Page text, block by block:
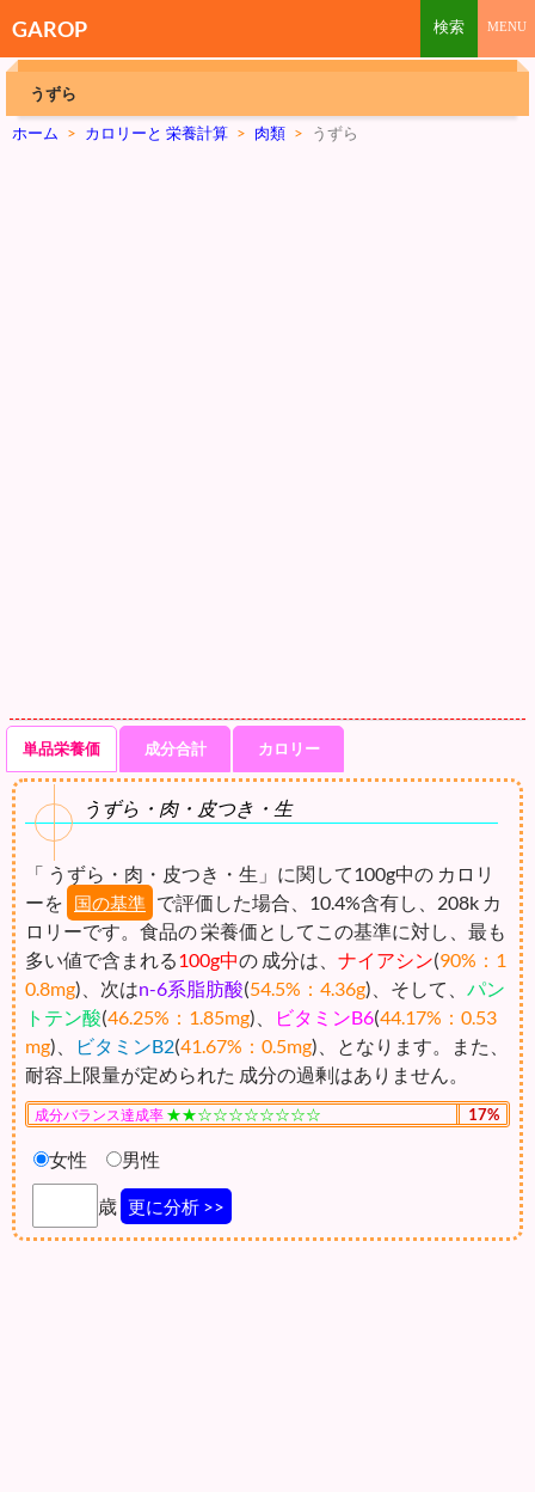
GAROP
うずら
ホーム > カロリーと 栄養計算 > 肉類 > うずら
単品栄養価 成分合計 カロリー
うずら・肉・皮つき・生
「 うずら・肉・皮つき・生」に関して100g中の カロリ
ーを
国の基準 で評価した場合、10.4%含有し、208k カ
ロリーです。食品の 栄養価としてこの基準に対し、最も
多い値で含まれる100g中の 成分は、 ナイアシン(90%：1
0.8mg)、次はn-6系脂肪酸(54.5%：4.36g)、そして、 パン
トテン酸(46.25%：1.85mg)、 ビタミンB6(44.17%：0.53
mg)、 ビタミンB2(41.67%：0.5mg)、となります。また、
耐容上限量が定められた 成分の過剰はありません。
成分バランス達成率 ★★☆☆☆☆☆☆☆☆ 17%
女性 男性
歳 更に分析 >>